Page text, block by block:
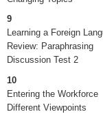
9
Learning a Foreign
Review: Paraphrasing
Discussion Test 2
10
Entering the Workforce
Different Viewpoints